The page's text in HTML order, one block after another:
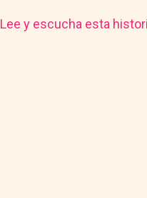
Lee y escucha esta